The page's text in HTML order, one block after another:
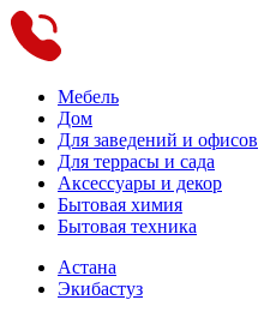
Мебель
Дом
Для заведений и офисов
Для террасы и сада
Аксессуары и декор
Бытовая химия
Бытовая техника
Астана
Экибастуз